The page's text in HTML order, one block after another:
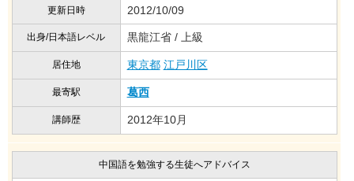
更新日時 2012/10/09
出身/日本語レベル 黒龍江省 / 上級
居住地 東京都 江戸川区
最寄駅 葛西
講師歴 2012年10月
中国語を勉強する生徒へアドバイス